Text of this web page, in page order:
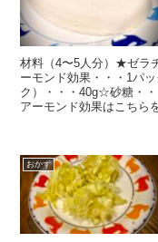
材料（4〜5人分）★ゼラ
ーモンド効果・・・1パ
ク）・・・40g☆砂糖・
アーモンド効果はこちら
おかず